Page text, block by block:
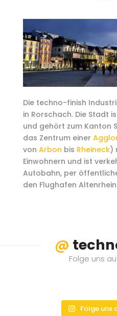
Die techno-finish
in Rorschach. Die Stadt
und gehört zum Kanton
das Zentrum einer
von Arbon bis Rheineck)
Einwohnern und ist
Autobahn, per
den Flughafen
@
Folge uns
Folge uns